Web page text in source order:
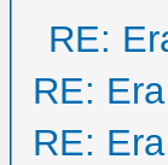
RE:
RE:
RE: